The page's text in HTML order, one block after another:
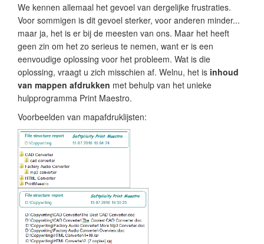
We kennen allemaal het gevoel van dergelijke frustraties.
Voor sommigen is dit gevoel sterker, voor anderen minder...
maar ja, het is er bij de meesten van ons. Maar het heeft
geen zin om het zo serieus te nemen, want er is een
eenvoudige oplossing voor het probleem. Wat is die
oplossing, vraagt u zich misschien af. Welnu, het is inhoud
van mappen afdrukken met behulp van het unieke
hulpprogramma Print Maestro.
Voorbeelden van mapafdruklijsten: